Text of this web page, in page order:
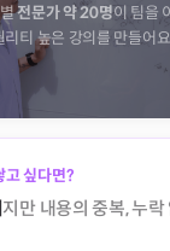
전문가 약 20명이 팀을
리티 높은 강의를 만들어요
고 싶다면?
지만 내용의 중복, 누